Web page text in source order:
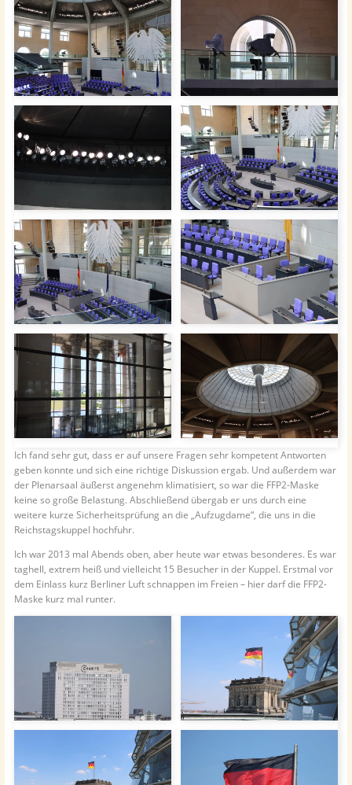
Ich fand sehr gut, dass er auf unsere Fragen sehr kompetent Antworten
geben konnte und sich eine richtige Diskussion ergab. Und außerdem war
der Plenarsaal äußerst angenehm klimatisiert, so war die FFP2-Maske
keine so große Belastung. Abschließend übergab er uns durch eine
weitere kurze Sicherheitsprüfung an die „Aufzugdame“, die uns in die
Reichstagskuppel hochfuhr.
Ich war 2013 mal Abends oben, aber heute war etwas besonderes. Es war
taghell, extrem heiß und vielleicht 15 Besucher in der Kuppel. Erstmal vor
dem Einlass kurz Berliner Luft schnappen im Freien – hier darf die FFP2-
Maske kurz mal runter.